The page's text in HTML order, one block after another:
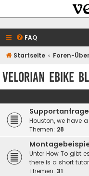
FAQ
Startseite Foren-
velorian ebike
Houston, we have
Themen: 28
Unter How To gibt
there is a short
Themen: 31